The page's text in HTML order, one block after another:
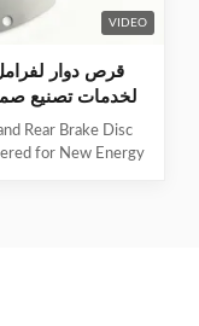
VIDEO
قرص دوار
لخدمات تصنيع
Rear Brake Disc
for New Energy
with
Key Features &